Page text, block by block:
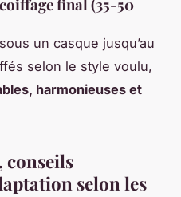
final (35-50
un casque jusqu’au
selon le style voulu,
harmonieuses et
conseils
selon les